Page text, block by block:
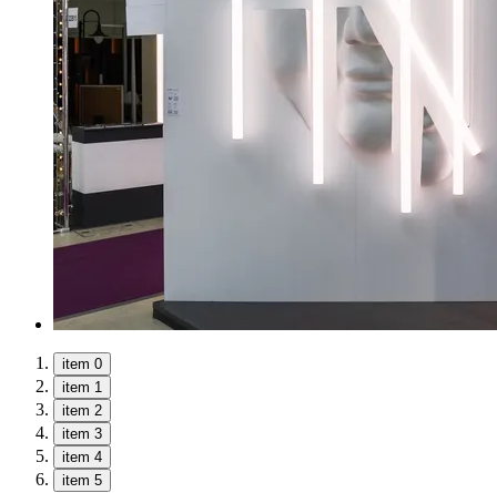
item 0
item 1
item 2
item 3
item 4
item 5